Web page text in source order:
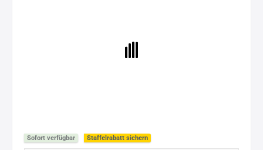
Sofort verfügbar Staffelrabatt sichern